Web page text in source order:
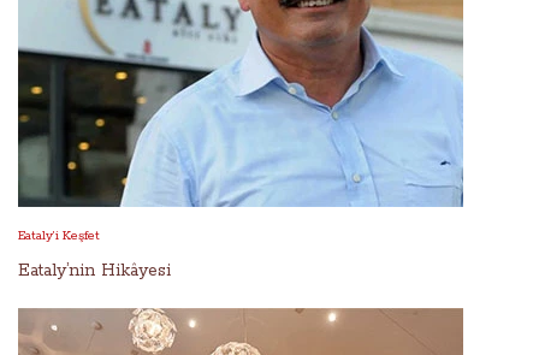
Eataly’i Keşfet
Eataly’nin Hikâyesi